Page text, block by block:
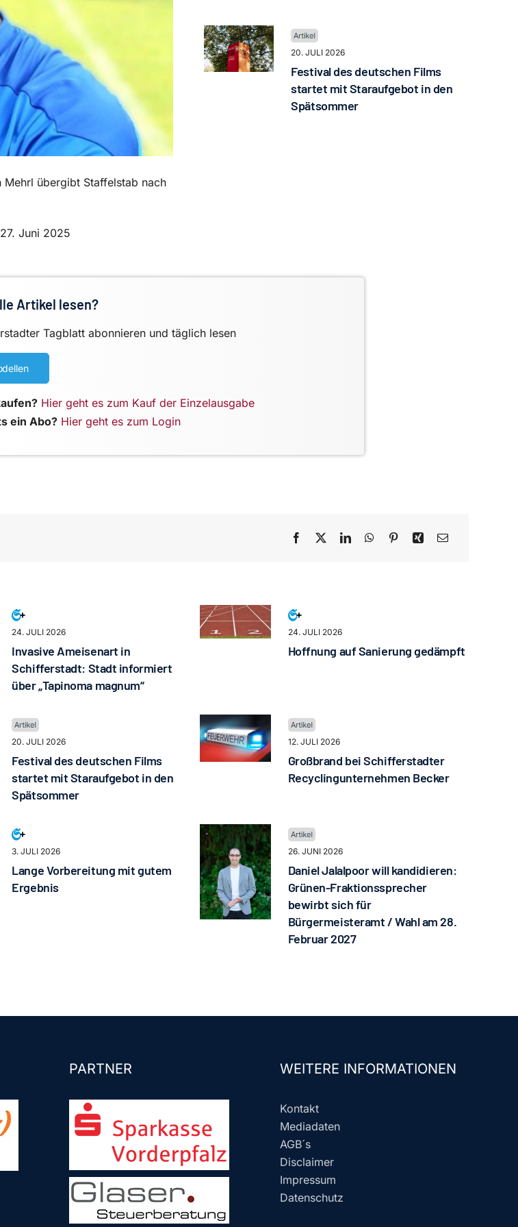
Mehrl übergibt Staffelstab nach
Juni 2025
20. JULI 2026
Festival des deutschen Films
startet mit Staraufgebot in den
Spätsommer
Artikel lesen?
Tagblatt abonnieren und täglich lesen
Hier geht es zum Kauf der Einzelausgabe
ein Abo? Hier geht es zum Login
24. JULI 2026
Invasive Ameisenart in
Schifferstadt: Stadt informiert
über „Tapinoma magnum“
24. JULI 2026
Hoffnung auf Sanierung gedämpft
20. JULI 2026
Festival des deutschen Films
startet mit Staraufgebot in den
Spätsommer
12. JULI 2026
Großbrand bei Schifferstadter
Recyclingunternehmen Becker
3. JULI 2026
Lange Vorbereitung mit gutem
Ergebnis
26. JUNI 2026
Daniel Jalalpoor will kandidieren:
Grünen-Fraktionssprecher
bewirbt sich für
Bürgermeisteramt / Wahl am 28.
Februar 2027
PARTNER WEITERE INFORMATIONEN
Kontakt
Mediadaten
AGB´s
Disclaimer
Impressum
Datenschutz